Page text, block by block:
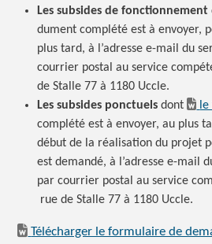
Les subsides de fonctionnement
dument complété est à envoyer,
plus tard, à l’adresse e-mail du
courrier postal au service
de Stalle 77 à 1180 Uccle.
Les subsides ponctuels dont
complété est à envoyer, au plus
début de la réalisation du projet
est demandé, à l’adresse e-mail
par courrier postal au service
rue de Stalle 77 à 1180 Uccle.
Télécharger le formulaire de